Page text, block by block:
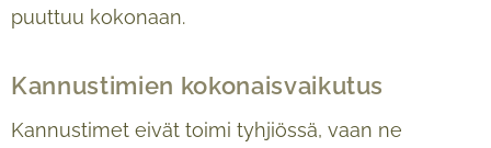
puuttuu kokonaan.
Kannustimien kokonaisvaikutus
Kannustimet eivät toimi tyhjiössä, vaan ne